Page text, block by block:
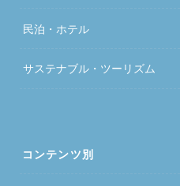
民泊・ホテル
サステナブル・ツーリズム
コンテンツ別